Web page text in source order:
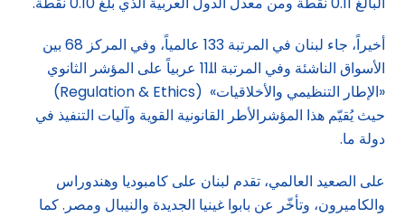
أخيراً، جاء لبنان في المرتبة 133 عالمياً، وفي المركز 68 بين
الأسواق الناشئة وفي المرتبة اﻠ11 عربياً على المؤشر الثانوي
«الإطار التنظيمي والأخلاقيات» (Regulation & Ethics)
حيث يُقيّم هذا المؤشرالأطر القانونية القوية وآليات التنفيذ في
دولة ما.
على الصعيد العالمي، تقدم لبنان على كامبوديا وهندوراس
والكاميرون، وتأخّر عن بابوا غينيا الجديدة والنيبال ومصر. كما